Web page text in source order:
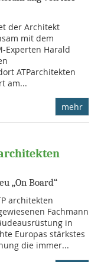
der Architekt
mit dem
Experten Harald
ATParchitekten
am...
mehr
„On Board“
architekten
Fachmann
in
Europas stärkstes
die immer...